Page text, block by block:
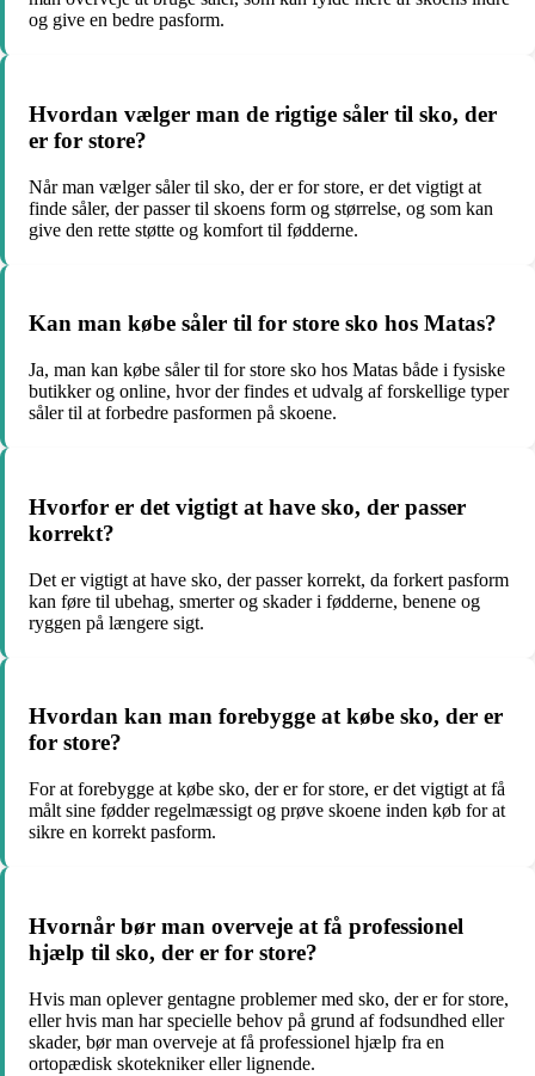
og give en bedre pasform.
Hvordan vælger man de rigtige såler til sko, der
er for store?
Når man vælger såler til sko, der er for store, er det vigtigt at
finde såler, der passer til skoens form og størrelse, og som kan
give den rette støtte og komfort til fødderne.
Kan man købe såler til for store sko hos Matas?
Ja, man kan købe såler til for store sko hos Matas både i fysiske
butikker og online, hvor der findes et udvalg af forskellige typer
såler til at forbedre pasformen på skoene.
Hvorfor er det vigtigt at have sko, der passer
korrekt?
Det er vigtigt at have sko, der passer korrekt, da forkert pasform
kan føre til ubehag, smerter og skader i fødderne, benene og
ryggen på længere sigt.
Hvordan kan man forebygge at købe sko, der er
for store?
For at forebygge at købe sko, der er for store, er det vigtigt at få
målt sine fødder regelmæssigt og prøve skoene inden køb for at
sikre en korrekt pasform.
Hvornår bør man overveje at få professionel
hjælp til sko, der er for store?
Hvis man oplever gentagne problemer med sko, der er for store,
eller hvis man har specielle behov på grund af fodsundhed eller
skader, bør man overveje at få professionel hjælp fra en
ortopædisk skotekniker eller lignende.